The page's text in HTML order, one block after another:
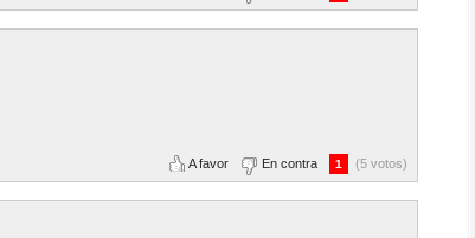
A favor En contra 1 (5 votos)